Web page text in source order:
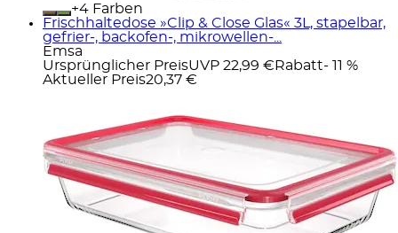
+
Farben
Frischhaltedose »Clip & Close Glas« 3L, stapelbar,
gefrier-, backofen-, mikrowellen-...
Emsa
Ursprünglicher PreisUVP 22,99 € Rabatt- 11 %
Aktueller Preis20,37 €